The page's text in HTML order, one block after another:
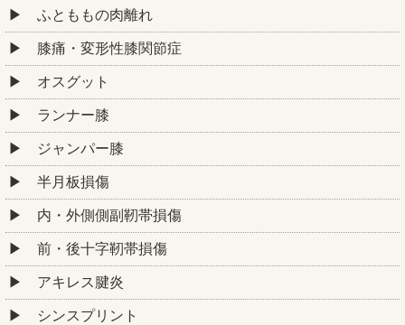
ふとももの肉離れ
膝痛・変形性膝関節症
オスグット
ランナー膝
ジャンパー膝
半月板損傷
内・外側側副靭帯損傷
前・後十字靭帯損傷
アキレス腱炎
シンスプリント